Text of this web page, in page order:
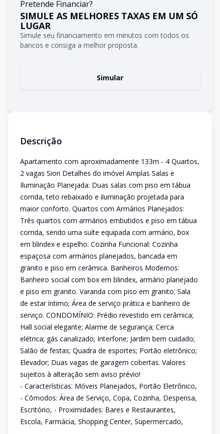
Pretende Financiar?
SIMULE AS MELHORES TAXAS EM UM SÓ
LUGAR
Simule seu financiamento em minutos com todos os
bancos e consiga a melhor proposta.
Simular
Descrição
Apartamento com aproximadamente 133m - 4 Quartos,
2 vagas Sion Detalhes do imóvel Amplas Salas e
Iluminação Planejada: Duas salas com piso em tábua
corrida, teto rebaixado e iluminação projetada para
maior conforto. Quartos com Armários Planejados:
Três quartos com armários embutidos e piso em tábua
corrida, sendo uma suíte equipada com armário, box
em blindex e espelho. Cozinha Funcional: Cozinha
espaçosa com armários planejados, bancada em
granito e piso em cerâmica. Banheiros Modernos:
Banheiro social com box em blindex, armário planejado
e piso em granito. Varanda com piso em granito; Sala
de estar íntimo; Área de serviço prática e banheiro de
serviço. CONDOMÍNIO: Prédio revestido em cerâmica;
Hall social elegante; Alarme de segurança; Cerca
elétrica; gás canalizado; Interfone; Jardim bem cuidado;
Salão de festas; Quadra de esportes; Portão eletrônico;
Elevador; Duas vagas de garagem cobertas. Valores
sujeitos à alteração sem aviso prévio!
- Características: Móveis Planejados, Portão Eletrônico,
- Cômodos: Área de Serviço, Copa, Cozinha, Despensa,
Escritório, - Proximidades: Bares e Restaurantes,
Escola, Farmácia, Shopping Center, Supermercado,